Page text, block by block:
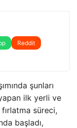
Reddit
şunları
ilk yerli ve
süreci,
başladı,